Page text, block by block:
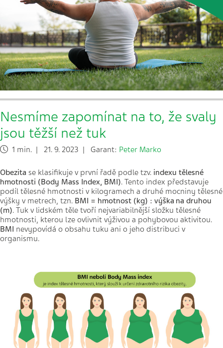
Nesmíme zapomínat na to, že svaly
jsou těžší než tuk
1 min. | 21. 9. 2023 | Garant: Peter Marko
Obezita se klasifikuje v první řadě podle tzv. indexu tělesné
hmotnosti (Body Mass Index, BMI). Tento index představuje
podíl tělesné hmotnosti v kilogramech a druhé mocniny tělesné
výšky v metrech, tzn. BMI = hmotnost (kg) : výška na druhou
(m). Tuk v lidském těle tvoří nejvariabilnější složku tělesné
hmotnosti, kterou lze ovlivnit výživou a pohybovou aktivitou.
BMI nevypovídá o obsahu tuku ani o jeho distribuci v
organismu.